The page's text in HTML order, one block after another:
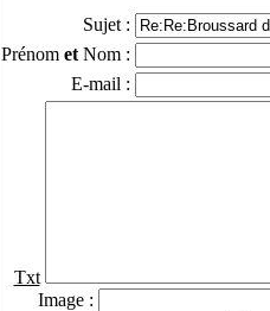
Sujet :
Prénom et Nom :
E-mail :
Txt
Image :